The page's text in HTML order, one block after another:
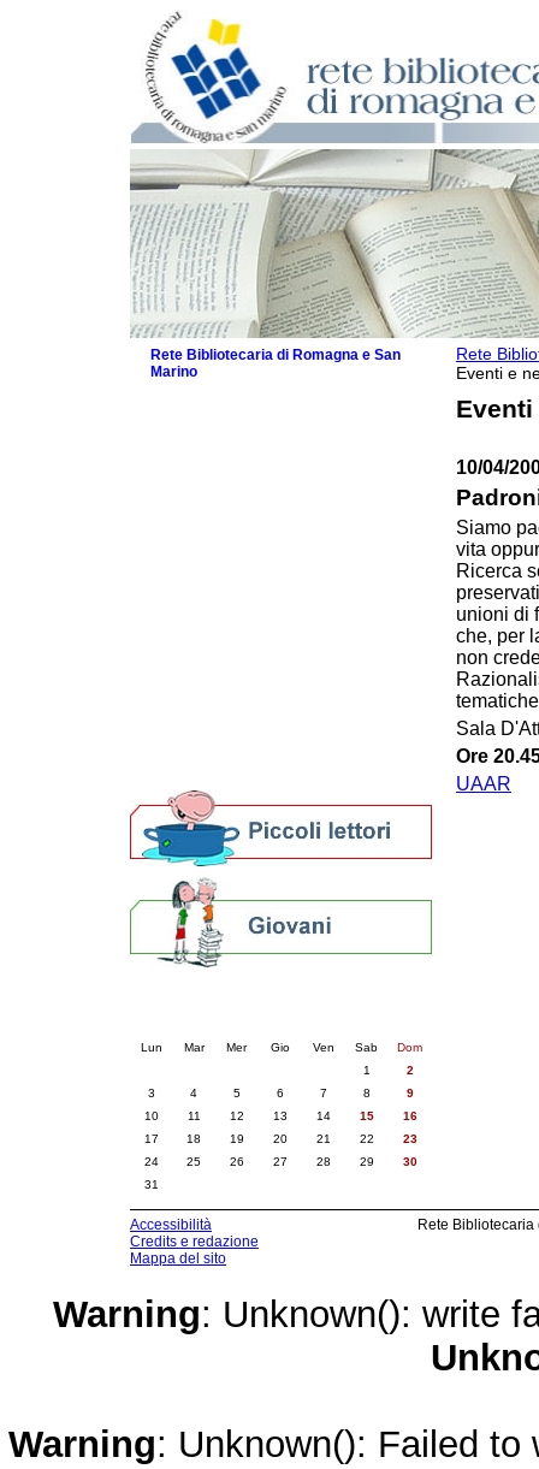
Rete
Eventi e
Eventi
10/04/
Siamo
vita
Ricerca
unioni di
che, per
non
Sala
Ore
UAAR
Rete Bibliotecaria di Romagna e San
Marino
Lun Mar Mer Gio Ven Sab
Dom
1
2
3
4 5 6 7 8
9
10
11 12 13 14 15
16
17
18 19 20 21 22
23
24
25 26 27 28 29
30
31
Accessibilità
Credits e redazione
Mappa del sito
Rete
Warning: Unknown(): write
Warning: Unknown(): Failed